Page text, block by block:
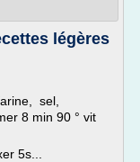
légères
sel,
8 min 90 ° vit
5s...